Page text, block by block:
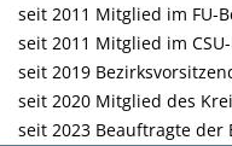
seit 2011 Mitglied im FU-
seit 2011 Mitglied im
seit 2019
seit 2020 Mitglied des
seit 2023 Beauftragte